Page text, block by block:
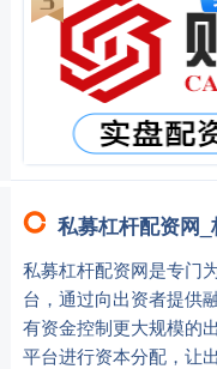
私募杠杆配资网
私募杠杆配资网是专门
台，通过向出资者提供
有资金控制更大规模的
平台进行资本分配，让